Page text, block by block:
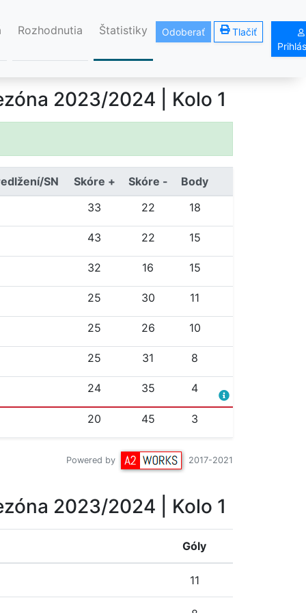
Rozhodnutia Štatistiky Odoberať
Tlačiť
2023/2024 | Kolo 1
SN Skóre + Skóre -
Body
33 22 18
43 22 15
32 16 15
25 30 11
25 26 10
25 31 8
24 35 4
20 45 3
Powered by 2017-2021
2023/2024 | Kolo 1
Góly
11